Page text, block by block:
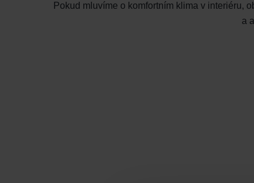
Pokud mluvíme o komfortním klima v interiéru,
a